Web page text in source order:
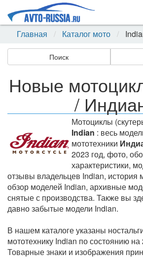
Главная
Каталог мото
Поиск
Новые
/
Мотоциклы
Indian : весь
мототехники
2023 год, фото,
характеристики,
отзывы владельцев Indian, история
обзор моделей Indian, архивные
снятые с производства. Также вы
давно забытые модели Indian.
В нашем каталоге указаны
мототехнику Indian по состоянию на
Товарные знаки и изображения